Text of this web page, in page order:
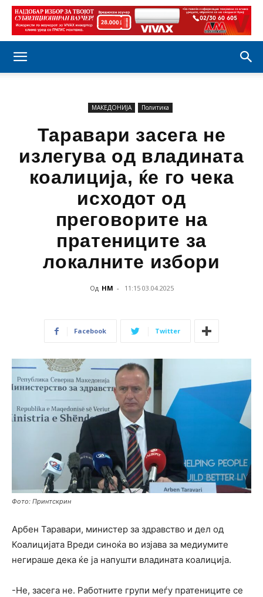
МАКЕДОНИЈА Политика
Таравари засега не
излегува од владината
коалиција, ќе го чека
исходот од
преговорите на
пратениците за
локалните избори
Од НМ - 11:15 03.04.2025
Facebook Twitter
Фото: Принтскрин
Арбен Таравари, министер за здравство и дел од
Коалицијата Вреди синоќа во изјава за медиумите
негираше дека ќе ја напушти владината коалиција.
-Не, засега не. Работните групи меѓу пратениците се